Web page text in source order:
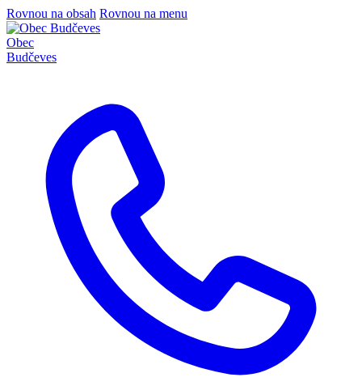
Rovnou na obsah Rovnou na menu
Obec
Budčeves